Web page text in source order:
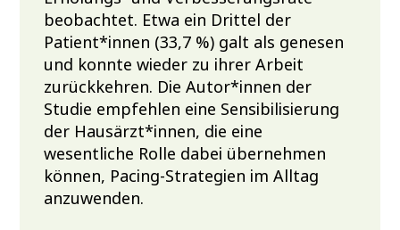
beobachtet. Etwa ein Drittel der
Patient*innen (33,7 %) galt als genesen
und konnte wieder zu ihrer Arbeit
zurückkehren. Die Autor*innen der
Studie empfehlen eine Sensibilisierung
der Hausärzt*innen, die eine
wesentliche Rolle dabei übernehmen
können, Pacing-Strategien im Alltag
anzuwenden.